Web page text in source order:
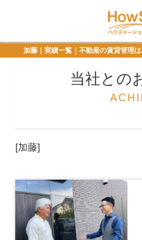
入
加藤｜実績一覧｜不動産の賃貸管理
当社との
[加藤]